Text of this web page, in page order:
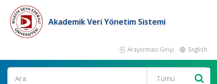
Akademik Veri Yönetim Sistemi
Araştırmacı Girişi English
Ara